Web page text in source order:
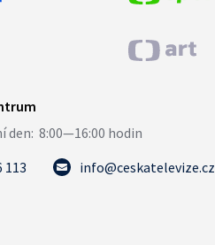
113 info@ceskatelevize.cz